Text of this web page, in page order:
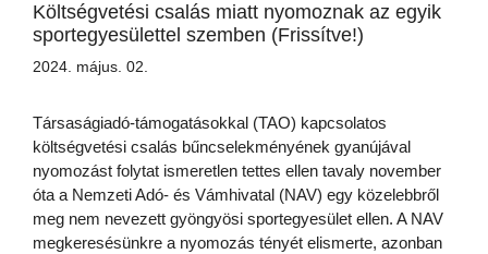
Költségvetési csalás miatt nyomoznak az egyik
sportegyesülettel szemben (Frissítve!)
2024. május. 02.
Társaságiadó-támogatásokkal (TAO) kapcsolatos
költségvetési csalás bűncselekményének gyanújával
nyomozást folytat ismeretlen tettes ellen tavaly november
óta a Nemzeti Adó- és Vámhivatal (NAV) egy közelebbről
meg nem nevezett gyöngyösi sportegyesület ellen. A NAV
megkeresésünkre a nyomozás tényét elismerte, azonban